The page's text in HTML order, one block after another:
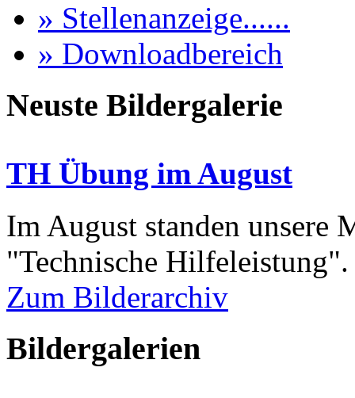
» Stellenanzeige......
» Downloadbereich
Neuste Bildergalerie
TH Übung im August
Im August standen unsere
"Technische
Zum Bilderarchiv
Bildergalerien